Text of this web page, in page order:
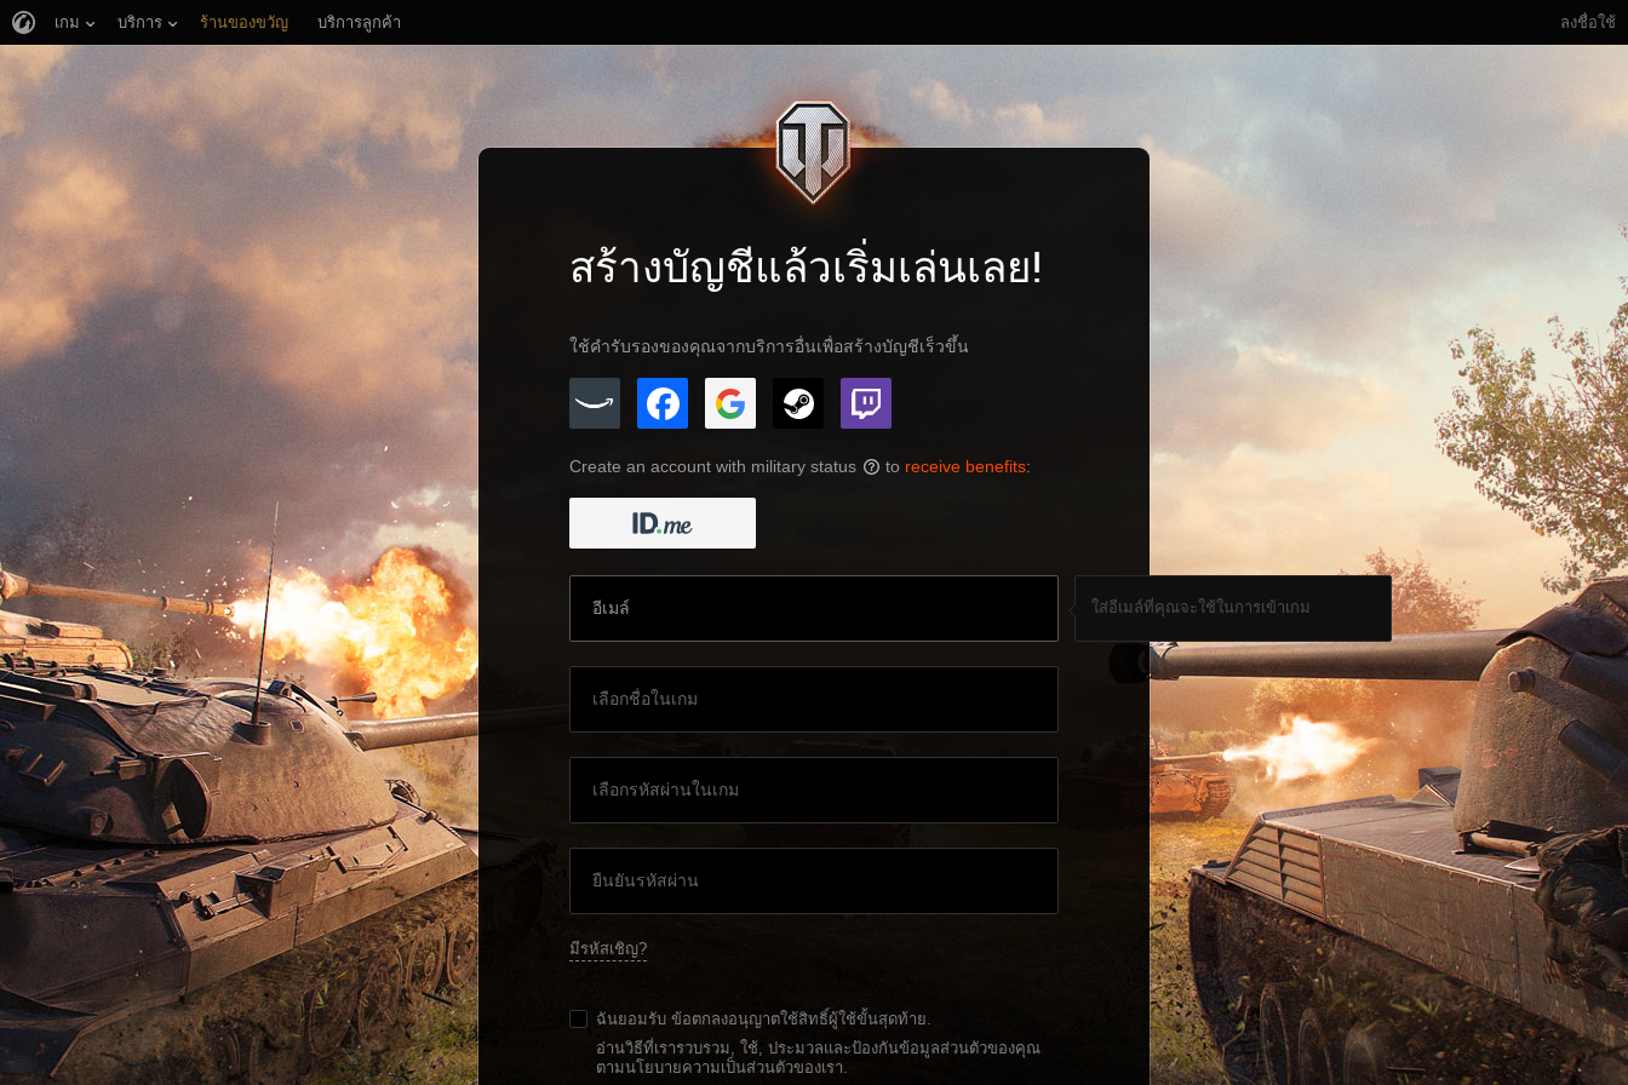
ลงชื่อใช้
เกม บริการ ร้านของขวัญ บริการลูกค้า
สร้างบัญชีแล้วเริ่มเล่นเลย!
ใช้คำรับรองของคุณจากบริการอื่นเพื่อสร้างบัญชีเร็วขึ้น
Create an account with military status ? to receive benefits:
ใส่อีเมล์ที่คุณจะใช้ในการเข้าเกม
มีรหัสเชิญ?
ฉันยอมรับ ข้อตกลงอนุญาตใช้สิทธิ์ผู้ใช้ขั้นสุดท้าย.
อ่านวิธีที่เรารวบรวม, ใช้, ประมวลและป้องกันข้อมูลส่วนตัวของคุณ
ตามนโยบายความเป็นส่วนตัวของเรา.